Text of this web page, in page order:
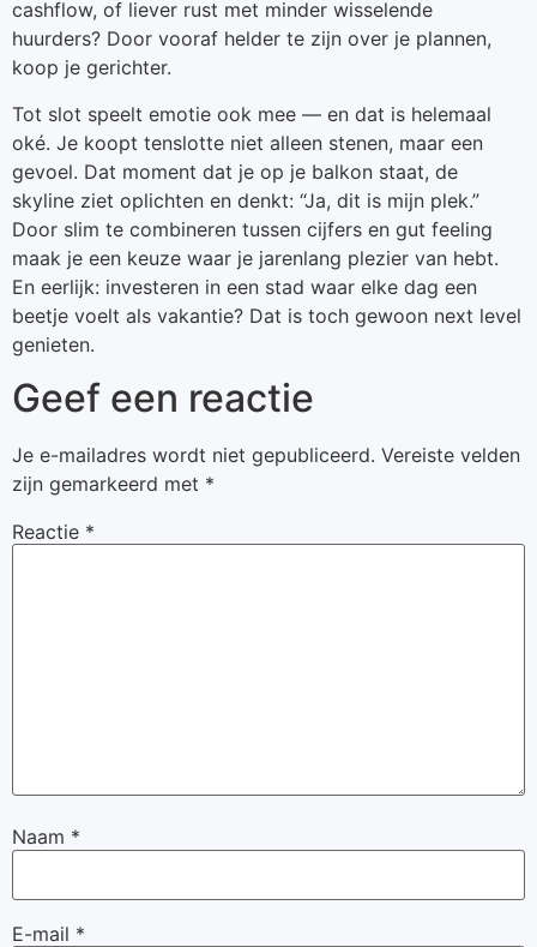
cashflow, of liever rust met minder wisselende
huurders? Door vooraf helder te zijn over je plannen,
koop je gerichter.
Tot slot speelt emotie ook mee — en dat is helemaal
oké. Je koopt tenslotte niet alleen stenen, maar een
gevoel. Dat moment dat je op je balkon staat, de
skyline ziet oplichten en denkt: “Ja, dit is mijn plek.”
Door slim te combineren tussen cijfers en gut feeling
maak je een keuze waar je jarenlang plezier van hebt.
En eerlijk: investeren in een stad waar elke dag een
beetje voelt als vakantie? Dat is toch gewoon next level
genieten.
Geef een reactie
Je e-mailadres wordt niet gepubliceerd. Vereiste velden
zijn gemarkeerd met *
Reactie *
Naam *
E-mail *